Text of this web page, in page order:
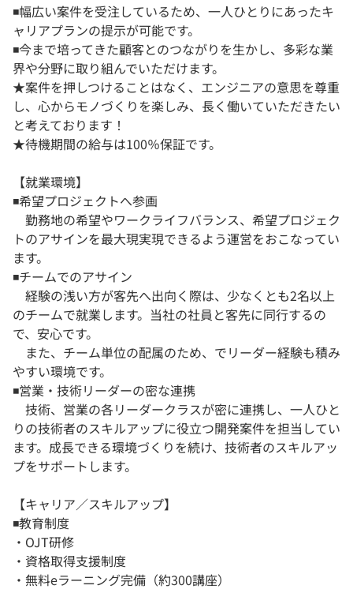
◾️幅広い案件を受注しているため、一人ひとりにあったキ
ャリアプランの提示が可能です。
◾️今まで培ってきた顧客とのつながりを生かし、多彩な業
界や分野に取り組んでいただけます。
★案件を押しつけることはなく、エンジニアの意思を尊重
し、心からモノづくりを楽しみ、長く働いていただきたい
と考えております！
★待機期間の給与は100％保証です。
【就業環境】
◾️希望プロジェクトへ参画
勤務地の希望やワークライフバランス、希望プロジェク
トのアサインを最大現実現できるよう運営をおこなってい
ます。
◾️チームでのアサイン
経験の浅い方が客先へ出向く際は、少なくとも2名以上
のチームで就業します。当社の社員と客先に同行するの
で、安心です。
また、チーム単位の配属のため、でリーダー経験も積み
やすい環境です。
◾️営業・技術リーダーの密な連携
技術、営業の各リーダークラスが密に連携し、一人ひと
りの技術者のスキルアップに役立つ開発案件を担当してい
ます。成長できる環境づくりを続け、技術者のスキルアッ
プをサポートします。
【キャリア／スキルアップ】
◾️教育制度
・OJT研修
・資格取得支援制度
・無料eラーニング完備（約300講座）